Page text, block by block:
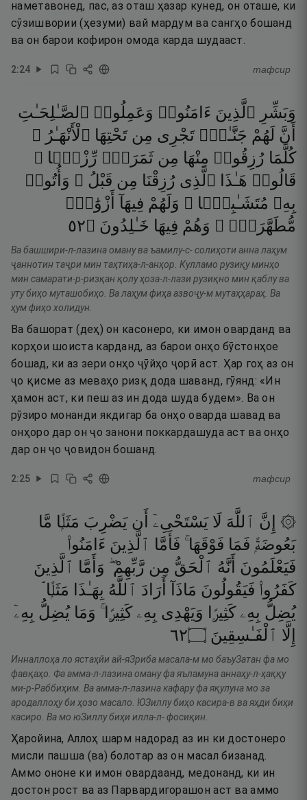
наметавонед, пас, аз оташ ҳазар кунед, он оташе, ки
сӯзишвории (ҳезуми) вай мардум ва сангҳо бошанд
ва он барои кофирон омода карда шудааст.
2:24 тафсир
وَبَشِّرِ ٱلَّذِينَ ءَامَنُوا۟ وَعَمِلُوا۟ ٱلصَّـٰلِحَـٰتِ
أَنَّ لَهُمْ جَنَّـٰتٍۢ تَجْرِى مِن تَحْتِهَا ٱلْأَنْهَـٰرُ ۖ
كُلَّمَا رُزِقُوا۟ مِنْهَا مِن ثَمَرَةٍۢ رِّزْقًۭا ۙ
قَالُوا۟ هَـٰذَا ٱلَّذِى رُزِقْنَا مِن قَبْلُ ۖ وَأُتُوا۟
بِهِۦ مُتَشَـٰبِهًۭا ۖ وَلَهُمْ فِيهَآ
أَزْوَٰجٌۭ
مُّطَهَّرَةٌۭ ۖ وَهُمْ فِيهَا خَـٰلِدُونَ ۝٢٥
Ва башшири-л-лазина оману ва ъамилу-с- солиҳоти анна лаҳум
ҷаннотин таҷри мин таҳтиҳа-л-анҳор. Кулламо рузиқу минҳо
мин самарати-р-ризқан қолу ҳоза-л-лази рузиқно мин қаблу ва
уту биҳо муташобиҳо. Ва лаҳум фиҳа азвоҷу-м мутаҳҳараҳ. Ва
ҳум фиҳо холидун.
Ва башорат (деҳ) он касонеро, ки имон оварданд ва
корҳои шоиста карданд, аз барои онҳо бӯстонҳое
бошад, ки аз зери онҳо ҷӯйҳо ҷорӣ аст. Ҳар гоҳ аз он
ҷо қисме аз меваҳо ризқ дода шаванд, гӯянд: «Ин
ҳамон аст, ки пеш аз ин дода шуда будем». Ва он
рӯзиро монанди якдигар ба онҳо оварда шавад ва
онҳоро дар он ҷо занони поккардашуда аст ва онҳо
дар он ҷо ҷовидон бошанд.
2:25 тафсир
۞ إِنَّ ٱللَّهَ لَا يَسْتَحْىِۦٓ أَن يَضْرِبَ مَثَلًۭا مَّا
بَعُوضَةًۭ فَمَا فَوْقَهَا ۚ فَأَمَّا ٱلَّذِينَ ءَامَنُوا۟
فَيَعْلَمُونَ أَنَّهُ ٱلْحَقُّ مِن رَّبِّهِمْ ۖ وَأَمَّا ٱلَّذِينَ
كَفَرُوا۟ فَيَقُولُونَ مَاذَآ أَرَادَ ٱللَّهُ بِهَـٰذَا
مَثَلًۭا ۘ
يُضِلُّ بِهِۦ كَثِيرًۭا وَيَهْدِى بِهِۦ كَثِيرًۭا ۚ وَمَا يُضِلُّ بِهِۦٓ
إِلَّا ٱلْفَـٰسِقِينَ ۝٢٦
Инналлоҳа ло ястаҳйи ай-яЗриба масала-м мо баъуЗатан фа мо
фавқаҳо. Фа амма-л-лазина оману фа яъламуна аннаҳу-л-ҳаққу
ми-р-Раббиҳим. Ва амма-л-лазина кафару фа яқулуна мо за
ародаллоҳу би ҳозо масало. ЮЗиллу биҳо касира-в ва яҳди биҳи
касиро. Ва мо юЗиллу биҳи илла-л- фосиқин.
Ҳаройина, Аллоҳ шарм надорад аз ин ки достонеро
мисли пашша (ва) болотар аз он масал бизанад.
Аммо ононе ки имон овардаанд, медонанд, ки ин
достон рост ва аз Парвардигорашон аст ва аммо